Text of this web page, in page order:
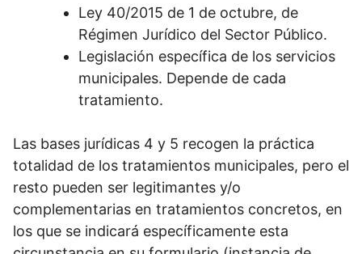
Ley 40/2015 de 1 de octubre, de
Régimen Jurídico del Sector Público.
Legislación específica de los servicios
municipales. Depende de cada
tratamiento.
Las bases jurídicas 4 y 5 recogen la práctica
totalidad de los tratamientos municipales, pero el
resto pueden ser legitimantes y/o
complementarias en tratamientos concretos, en
los que se indicará específicamente esta